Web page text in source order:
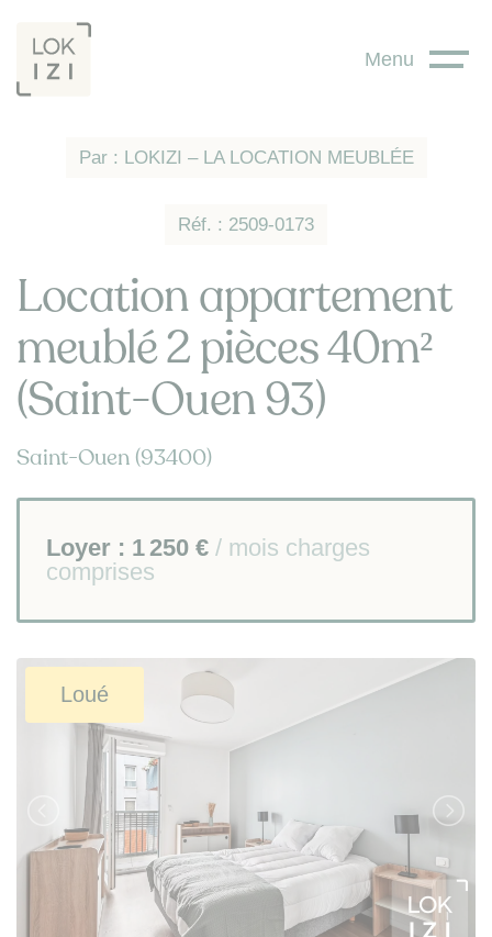
Menu
Réf. : 2509-0173
Par : LOKIZI – LA LOCATION MEUBLÉE
Location appartement
meublé 2 pièces 40m²
(Saint-Ouen 93)
Saint-Ouen (93400)
Loyer : 1 250 € / mois charges
comprises
Loué